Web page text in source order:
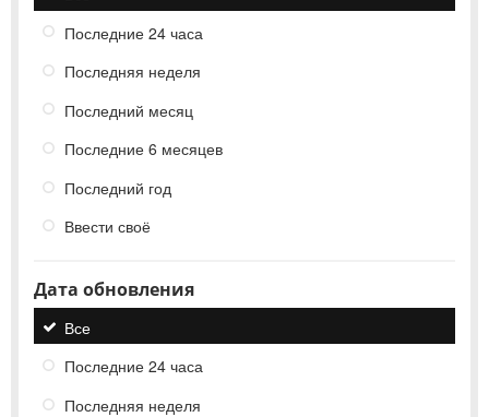
Последние 24 часа
Последняя неделя
Последний месяц
Последние 6 месяцев
Последний год
Ввести своё
Дата обновления
Все
Последние 24 часа
Последняя неделя